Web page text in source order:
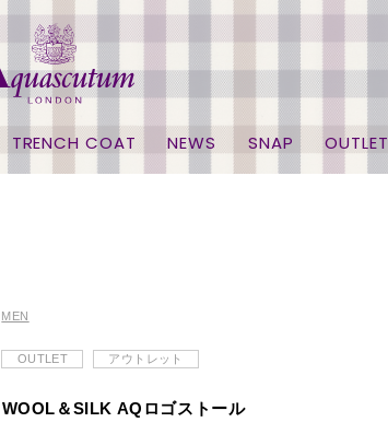
TRENCH COAT NEWS SNAP OUTLET
MEN
OUTLET アウトレット
WOOL＆SILK AQロゴストール